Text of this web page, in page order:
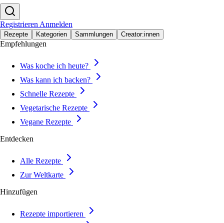
Registrieren Anmelden
Rezepte Kategorien Sammlungen Creator:innen
Empfehlungen
Was koche ich heute?
Was kann ich backen?
Schnelle Rezepte
Vegetarische Rezepte
Vegane Rezepte
Entdecken
Alle Rezepte
Zur Weltkarte
Hinzufügen
Rezepte importieren